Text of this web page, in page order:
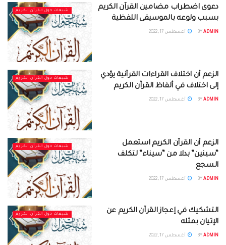
شبهات حول القرآن الكريم
دعوى اضطراب مضامين القرآن الكريم
بسبب ولوعه بالموسيقى اللفظية
BY ADMIN أغسطس 17, 2022
شبهات حول القرآن الكريم
الزعم أن اختلاف القراءات القرآنية يؤدي
إلى اختلاف في ألفاظ القرآن الكريم
BY ADMIN أغسطس 17, 2022
شبهات حول القرآن الكريم
الزعم أن القرآن الكريم استعمل
“سينين” بدلا من “سيناء” لتكلف
السجع
BY ADMIN أغسطس 17, 2022
شبهات حول القرآن الكريم
التشكيك في إعجاز القرآن الكريم عن
الإتيان بمثله
BY ADMIN أغسطس 17, 2022